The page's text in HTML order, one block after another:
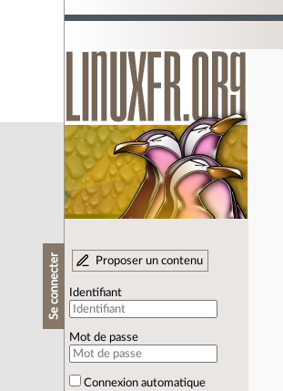
Se connecter Proposer un contenu
Identifiant
Mot de passe
Connexion automatique